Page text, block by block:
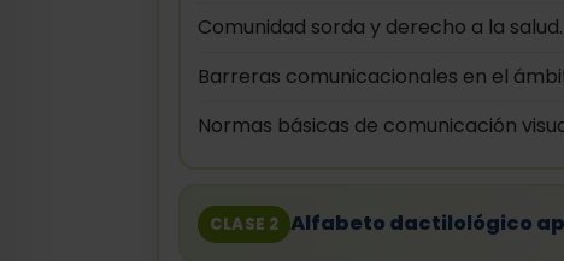
Comunidad sorda y derecho a la salud.
Barreras comunicacionales en el
Normas básicas de comunicación
CLASE 2 Alfabeto dactilológico